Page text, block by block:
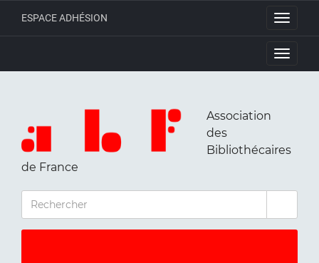
Toggle
ESPACE ADHÉSION
Toggle
Association
des
Bibliothécaires
de France
RECHERCHER